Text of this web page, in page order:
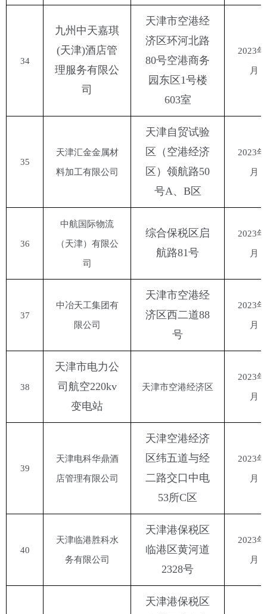
34
九州中天嘉琪
(天津)酒店管
理服务有限公
司
天津市空港经
济区环河北路
80号空港商务
园东区1号楼
603室
2023
月
35
天津汇金金属材
料加工有限公司
天津自贸试验
区（空港经济
区）领航路50
号A、B区
2023
月
36
中航国际物流
（天津）有限公
司
综合保税区启
航路81号
2023
月
37
中冶天工集团有
限公司
天津市空港经
济区西二道88
号
2023
月
38
天津市电力公
司航空220kv
变电站
天津市空港经济区
2023
月
39
天津电科华鼎酒
店管理有限公司
天津空港经济
区纬五道与经
二路交口中电
53所C区
2023
月
40
天津临港胜科水
务有限公司
天津港保税区
临港区黄河道
2328号
2023
月
天津港保税区